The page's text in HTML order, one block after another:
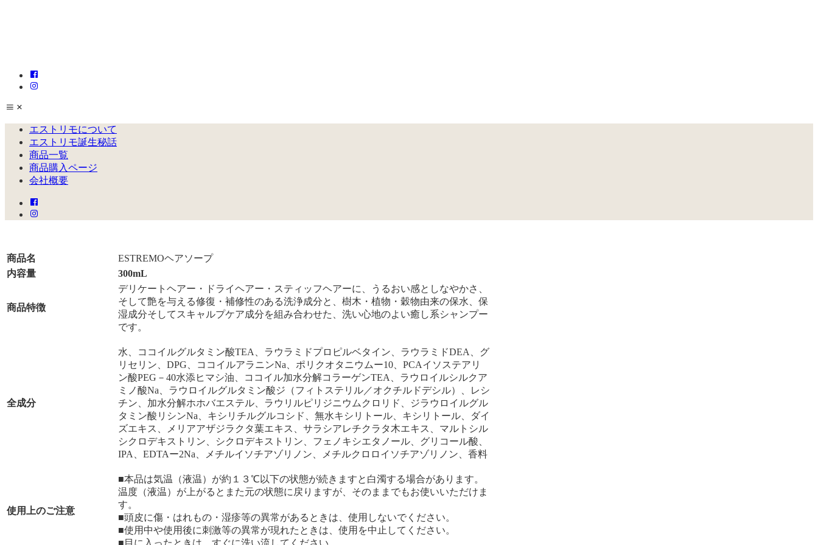
エストリモについて
エストリモ誕生秘話
商品一覧
商品購入ページ
会社概要
商品名
ESTREMOヘアソープ
内容量
300mL
商品特徴
デリケートヘアー・ドライヘアー・スティッフヘアーに、うるおい感としなやかさ、
そして艶を与える修復・補修性のある洗浄成分と、樹木・植物・穀物由来の保水、保
湿成分そしてスキャルプケア成分を組み合わせた、洗い心地のよい癒し系シャンプー
です。
全成分
水、ココイルグルタミン酸TEA、ラウラミドプロピルベタイン、ラウラミドDEA、グ
リセリン、DPG、ココイルアラニンNa、ポリクオタニウムー10、PCAイソステアリ
ン酸PEG－40水添ヒマシ油、ココイル加水分解コラーゲンTEA、ラウロイルシルクア
ミノ酸Na、ラウロイルグルタミン酸ジ（フィトステリル／オクチルドデシル）、レシ
チン、加水分解ホホバエステル、ラウリルピリジニウムクロリド、ジラウロイルグル
タミン酸リシンNa、キシリチルグルコシド、無水キシリトール、キシリトール、ダイ
ズエキス、メリアアザジラクタ葉エキス、サラシアレチクラタ木エキス、マルトシル
シクロデキストリン、シクロデキストリン、フェノキシエタノール、グリコール酸、
IPA、EDTAー2Na、メチルイソチアゾリノン、メチルクロロイソチアゾリノン、香料
使用上のご注意
■本品は気温（液温）が約１３℃以下の状態が続きますと白濁する場合があります。
温度（液温）が上がるとまた元の状態に戻りますが、そのままでもお使いいただけま
す。
■頭皮に傷・はれもの・湿疹等の異常があるときは、使用しないでください。
■使用中や使用後に刺激等の異常が現れたときは、使用を中止してください。
■目に入ったときは、すぐに洗い流してください。